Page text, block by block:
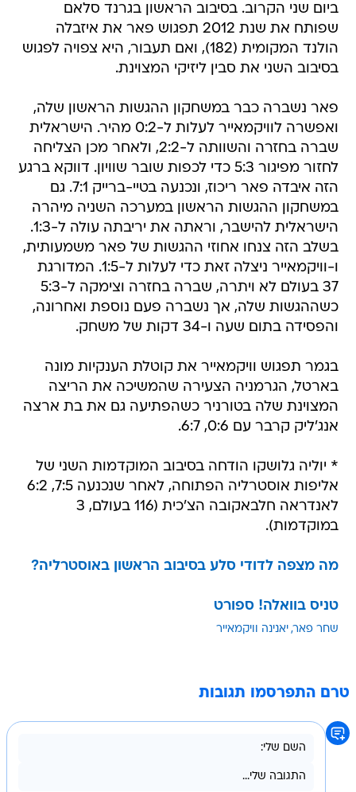
ביום שני הקרוב. בסיבוב הראשון בגרנד סלאם
שפותח את שנת 2012 תפגוש פאר את איזבלה
הולנד המקומית (182), ואם תעבור, היא צפויה לפגוש
בסיבוב השני את סבין ליזיקי המצוינת.
פאר נשברה כבר במשחקון ההגשות הראשון שלה,
ואפשרה לוויקמאייר לעלות ל-0:2 מהיר. הישראלית
שברה בחזרה והשוותה ל-2:2, ולאחר מכן הצליחה
לחזור מפיגור 5:3 כדי לכפות שובר שוויון. דווקא ברגע
הזה איבדה פאר ריכוז, ונכנעה בטיי-ברייק 7:1. גם
במשחקון ההגשות הראשון במערכה השניה מיהרה
הישראלית להישבר, וראתה את יריבתה עולה ל-1:3.
בשלב הזה צנחו אחוזי ההגשות של פאר משמעותית,
ו-וויקמאייר ניצלה זאת כדי לעלות ל-1:5. המדורגת
37 בעולם לא ויתרה, שברה בחזרה וצימקה ל-5:3
כשההגשות שלה, אך נשברה פעם נוספת ואחרונה,
והפסידה בתום שעה ו-34 דקות של משחק.
בגמר תפגוש וויקמאייר את קוטלת הענקיות מונה
בארטל, הגרמניה הצעירה שהמשיכה את הריצה
המצוינת שלה בטורניר כשהפתיעה גם את בת ארצה
אנג'ליק קרבר עם 0:6, 6:7.
* יוליה גלושקו הודחה בסיבוב המוקדמות השני של
אליפות אוסטרליה הפתוחה, לאחר שנכנעה 7:5, 6:2
לאנדראה חלבאקובה הצ'כית (116 בעולם, 3
במוקדמות).
מה מצפה לדודי סלע בסיבוב הראשון באוסטרליה?
טניס בוואלה! ספורט
שחר פאר יאנינה וויקמאייר
טרם התפרסמו תגובות